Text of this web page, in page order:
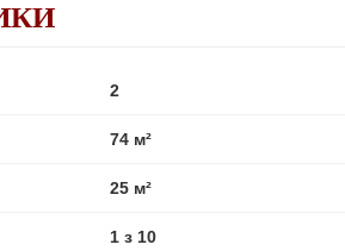
2
74 м²
25 м²
1 з 10